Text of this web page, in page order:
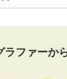
ラファーか